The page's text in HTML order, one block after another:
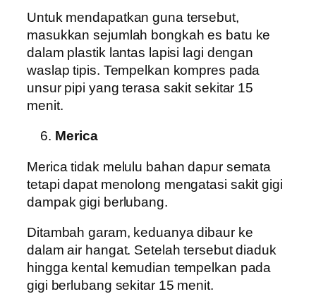
Untuk mendapatkan guna tersebut,
masukkan sejumlah bongkah es batu ke
dalam plastik lantas lapisi lagi dengan
waslap tipis. Tempelkan kompres pada
unsur pipi yang terasa sakit sekitar 15
menit.
Merica
Merica tidak melulu bahan dapur semata
tetapi dapat menolong mengatasi sakit gigi
dampak gigi berlubang.
Ditambah garam, keduanya dibaur ke
dalam air hangat. Setelah tersebut diaduk
hingga kental kemudian tempelkan pada
gigi berlubang sekitar 15 menit.